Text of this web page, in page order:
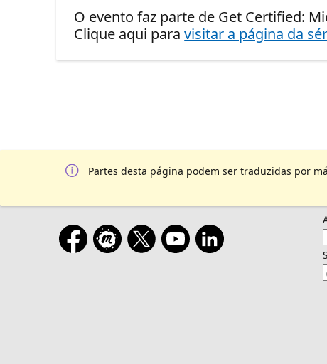
O evento faz parte de Get Certified:
Clique aqui paravisitar a página da
Partes desta página podem ser traduzidas por